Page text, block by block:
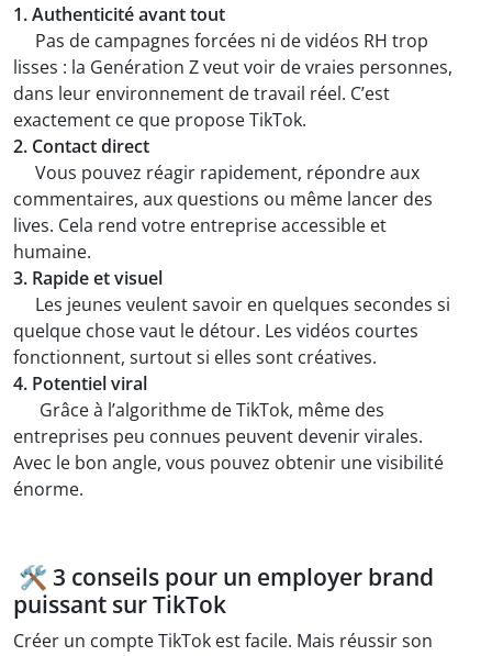
1. Authenticité avant tout
Pas de campagnes forcées ni de vidéos RH trop
lisses : la Genération Z veut voir de vraies personnes,
dans leur environnement de travail réel. C’est
exactement ce que propose TikTok.
2. Contact direct
Vous pouvez réagir rapidement, répondre aux
commentaires, aux questions ou même lancer des
lives. Cela rend votre entreprise accessible et
humaine.
3. Rapide et visuel
Les jeunes veulent savoir en quelques secondes si
quelque chose vaut le détour. Les vidéos courtes
fonctionnent, surtout si elles sont créatives.
4. Potentiel viral
Grâce à l’algorithme de TikTok, même des
entreprises peu connues peuvent devenir virales.
Avec le bon angle, vous pouvez obtenir une visibilité
énorme.
🛠️ 3 conseils pour un employer brand
puissant sur TikTok
Créer un compte TikTok est facile. Mais réussir son